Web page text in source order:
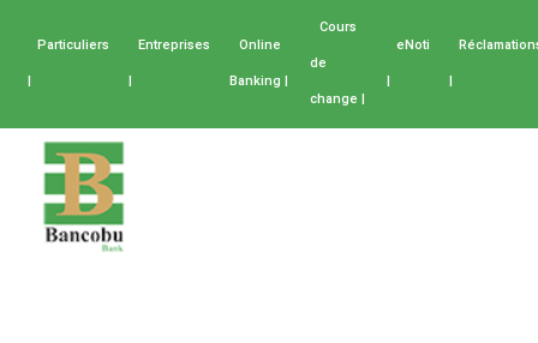
Particuliers
|
Entreprises
|
Online
Banking |
Cours
de
change |
eNoti
| |